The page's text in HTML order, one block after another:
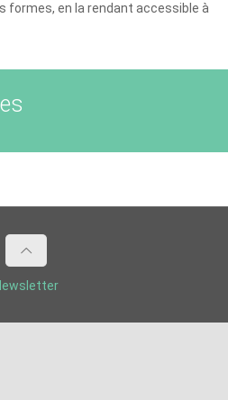
formes, en la rendant accessible à